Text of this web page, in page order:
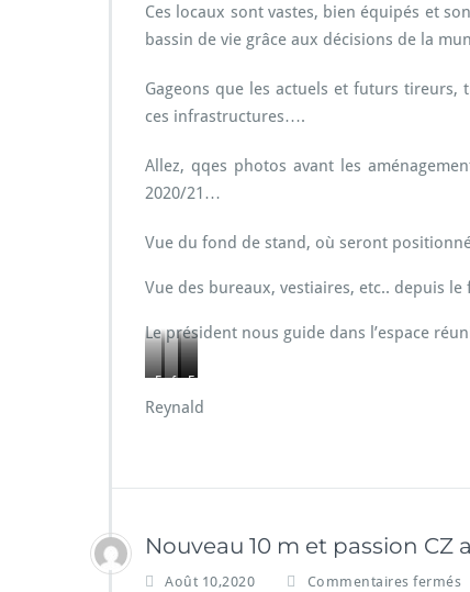
Ces locaux sont vastes, bien équipés et
bassin de vie grâce aux décisions de la
Gageons que les actuels et futurs
ces infrastructures….
Allez, qqes photos avant les
2020/21…
Vue du fond de stand, où seront
Vue des bureaux, vestiaires, etc.. depuis le
Le président nous guide dans l’espace
E
s
c
r
f
u
r
v
E
s
c
t
E
s
c
u
Reynald
Nouveau 10 m et passion CZ
Août 10,2020 Commentaires fermés